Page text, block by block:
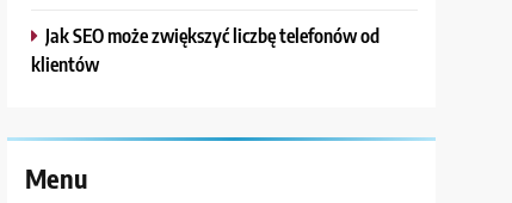
Jak SEO może zwiększyć liczbę telefonów od
klientów
Menu